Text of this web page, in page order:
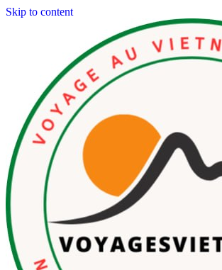
Skip to content